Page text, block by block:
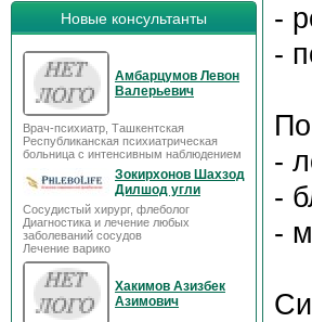
Новые консультанты
Амбарцумов Левон
Валерьевич
Врач-психиатр, Ташкентская
Республиканская психиатрическая
больница с интенсивным наблюдением
Зокирхонов Шахзод
Дилшод угли
Сосудистый хирург, флеболог
Диагностика и лечение любых
заболеваний сосудов
Лечение варико
Хакимов Азизбек
Азимович
-
-
-
-
-